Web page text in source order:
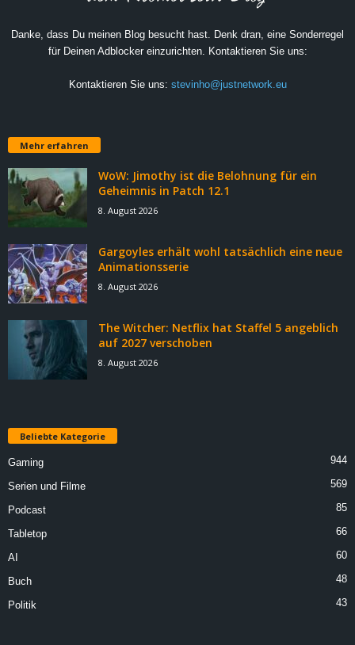
Danke, dass Du meinen Blog besucht hast. Denk dran, eine Sonderregel
für Deinen Adblocker einzurichten. Kontaktieren Sie uns:
Kontaktieren Sie uns: stevinho@justnetwork.eu
Mehr erfahren
WoW: Jimothy ist die Belohnung für ein
Geheimnis in Patch 12.1
8. August 2026
Gargoyles erhält wohl tatsächlich eine neue
Animationsserie
8. August 2026
The Witcher: Netflix hat Staffel 5 angeblich
auf 2027 verschoben
8. August 2026
Beliebte Kategorie
Gaming 944
Serien und Filme 569
Podcast 85
Tabletop 66
AI 60
Buch 48
Politik 43